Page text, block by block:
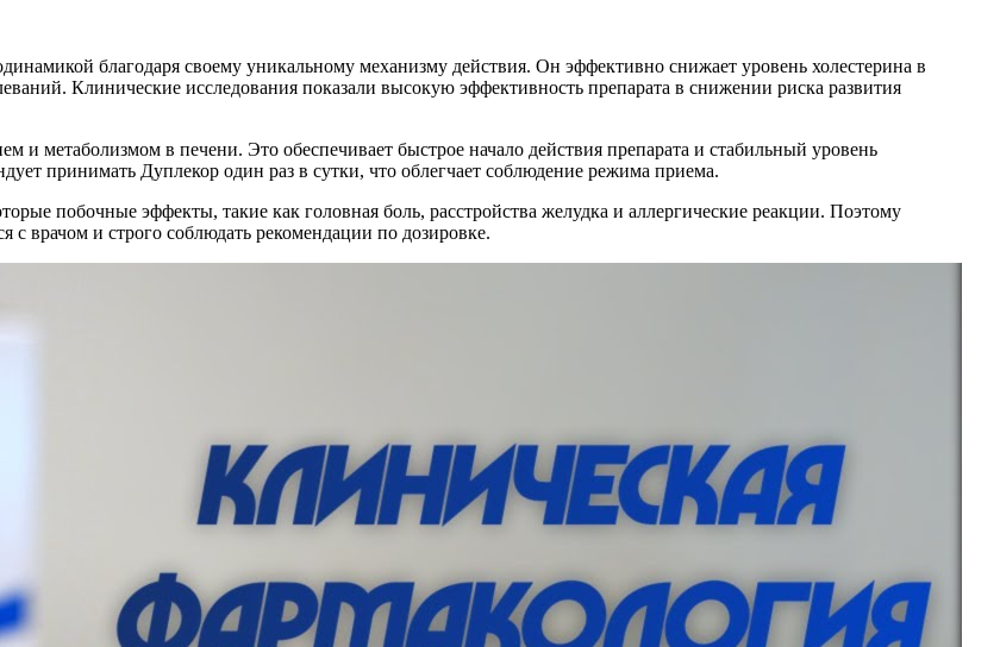
благодаря своему уникальному механизму действия. Он эффективно снижает уровень холестерина в
Клинические исследования показали высокую эффективность препарата в снижении риска развития
и метаболизмом в печени. Это обеспечивает быстрое начало действия препарата и стабильный уровень
принимать Дуплекор один раз в сутки, что облегчает соблюдение режима приема.
побочные эффекты, такие как головная боль, расстройства желудка и аллергические реакции. Поэтому
с врачом и строго соблюдать рекомендации по дозировке.